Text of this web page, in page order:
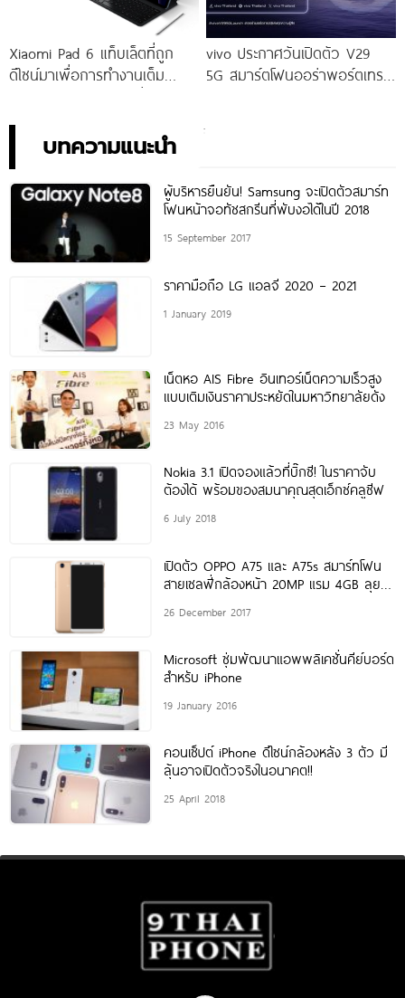
Xiaomi Pad 6 แท็บเล็ตที่ถูก
ดีไซน์มาเพื่อการทำงานเต็ม
vivo ประกาศวันเปิดตัว V29
5G สมาร์ตโฟนออร่าพอร์ตเทร
บทความแนะนำ
ผู้บริหารยืนยัน! Samsung จะเปิดตัวสมาร์ท
โฟนหน้าจอทัชสกรีนที่พับงอได้ในปี 2018
15 September 2017
ราคามือถือ LG แอลจี 2020 – 2021
1 January 2019
เน็ตหอ AIS Fibre อินเทอร์เน็ตความเร็วสูง
แบบเติมเงินราคาประหยัดในมหาวิทยาลัยดัง
23 May 2016
Nokia 3.1 เปิดจองแล้วที่บิ๊กซี! ในราคาจับ
ต้องได้ พร้อมของสมนาคุณสุดเอ็กซ์คลูซีฟ
6 July 2018
เปิดตัว OPPO A75 และ A75s สมาร์ทโฟน
สายเซลฟี่กล้องหน้า 20MP แรม 4GB ลุย
26 December 2017
Microsoft ซุ่มพัฒนาแอพพลิเคชั่นคีย์บอร์ด
สำหรับ iPhone
19 January 2016
คอนเซ็ปต์ iPhone ดีไซน์กล้องหลัง 3 ตัว มี
ลุ้นอาจเปิดตัวจริงในอนาคต!!
25 April 2018